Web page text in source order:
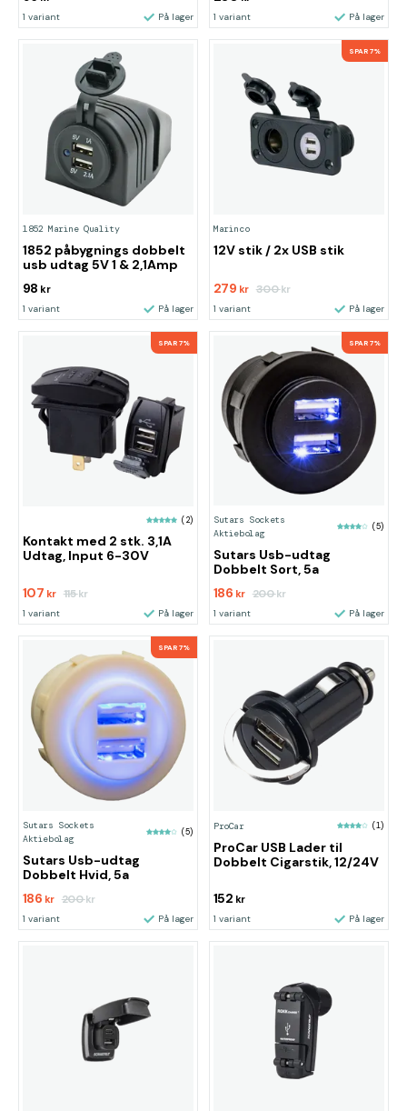
1 variant På lager 1 variant På lager
1852 Marine Quality
1852 påbygnings dobbelt
usb udtag 5V 1 & 2,1Amp
98 kr
1 variant På lager
SPAR 7%
Marinco
12V stik / 2x USB stik
279 kr 300kr
1 variant På lager
SPAR 7%
(2)
Kontakt med 2 stk. 3,1A
Udtag, Input 6-30V
107 kr 115kr
1 variant På lager
SPAR 7%
Sutars Sockets
Aktiebolag
(5)
Sutars Usb-udtag
Dobbelt Sort, 5a
186 kr 200kr
1 variant På lager
SPAR 7%
Sutars Sockets
Aktiebolag
(5)
Sutars Usb-udtag
Dobbelt Hvid, 5a
186 kr 200kr
1 variant På lager
ProCar (1)
ProCar USB Lader til
Dobbelt Cigarstik, 12/24V
152 kr
1 variant På lager